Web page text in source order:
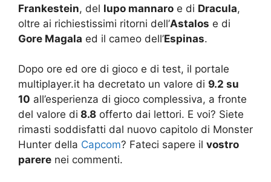
Frankestein, del lupo mannaro e di Dracula,
oltre ai richiestissimi ritorni dell’Astalos e di
Gore Magala ed il cameo dell’Espinas.
Dopo ore ed ore di gioco e di test, il portale
multiplayer.it ha decretato un valore di 9.2 su
10 all’esperienza di gioco complessiva, a fronte
del valore di 8.8 offerto dai lettori. E voi? Siete
rimasti soddisfatti dal nuovo capitolo di Monster
Hunter della Capcom? Fateci sapere il vostro
parere nei commenti.